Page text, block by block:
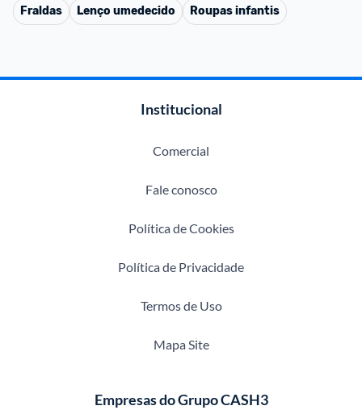
Fraldas
Lenço umedecido Roupas infantis
Institucional
Comercial
Fale conosco
Política de Cookies
Política de Privacidade
Termos de Uso
Mapa Site
Empresas do Grupo CASH3